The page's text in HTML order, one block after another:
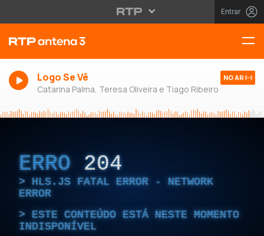
Entrar
Logo Se Vê
Catarina Palma, Teresa Oliveira e Tiago Ribeiro
NO AR
ERRO 204
HLS.JS FATAL ERROR - NETWORK
ERROR
ESTE CONTEÚDO ESTÁ NESTE MOMENTO
INDISPONÍVEL